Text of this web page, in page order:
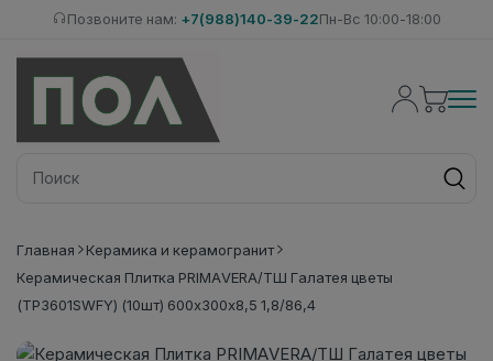
Позвоните нам: +7(988)140-39-22Пн-Вс 10:00-18:00
Главная
Керамика и керамогранит
Керамическая Плитка PRIMAVERA/ТШ Галатея цветы
(ТР3601SWFY) (10шт) 600х300х8,5 1,8/86,4